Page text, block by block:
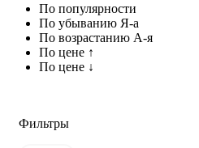
По популярности
По убыванию Я-а
По возрастанию А-я
По цене ↑
По цене ↓
Фильтры